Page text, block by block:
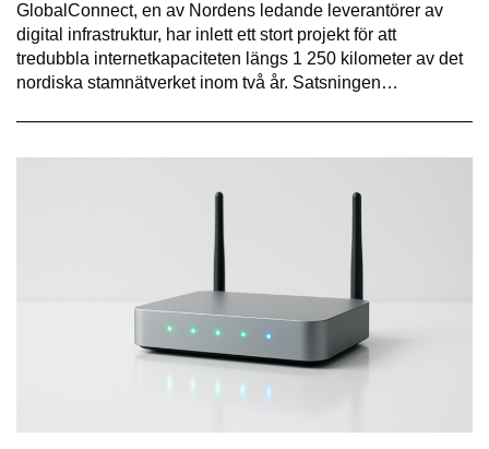
GlobalConnect, en av Nordens ledande leverantörer av
digital infrastruktur, har inlett ett stort projekt för att
tredubbla internetkapaciteten längs 1 250 kilometer av det
nordiska stamnätverket inom två år. Satsningen…